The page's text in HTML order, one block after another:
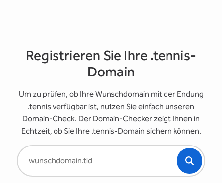
Registrieren Sie Ihre .tennis-
Domain
Um zu prüfen, ob Ihre Wunschdomain mit der Endung
.tennis verfügbar ist, nutzen Sie einfach unseren
Domain-Check. Der Domain-Checker zeigt Ihnen in
Echtzeit, ob Sie Ihre .tennis-Domain sichern können.